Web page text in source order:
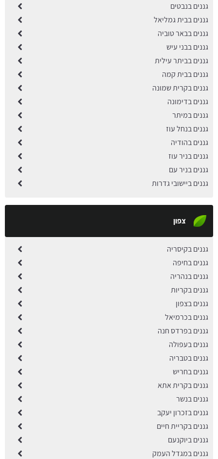
גננים בנבטים
גננים בבית גמליאל
גננים בבאר טוביה
גננים בבני עיש
גננים בביתר עילית
גננים בבית קמה
גננים בקרית שמונה
גננים בדימונה
גננים במיתר
גננים בנחל עוז
גננים בהודיה
גננים בניר עוז
גננים בניר עם
גננים ביישובי גדרות
צפון
גננים בקיסריה
גננים בחיפה
גננים בנהריה
גננים בקריות
גננים בצפון
גננים בכרמיאל
גננים בפרדס חנה
גננים בעפולה
גננים בטבריה
גננים בחריש
גננים בקרית אתא
גננים בנשר
גננים בזכרון יעקב
גננים בקריית חיים
גננים ביוקנעם
גננים במגדל העמק